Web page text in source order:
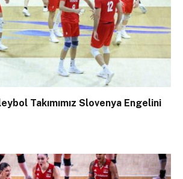
Takımımız Slovenya Engelini